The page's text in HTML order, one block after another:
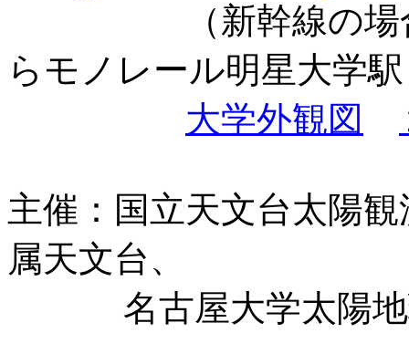
（新幹線の場合、
らモノレール明星大学
大学外観図
主催：国立天文台太陽
属天文台、
名古屋大学太陽地